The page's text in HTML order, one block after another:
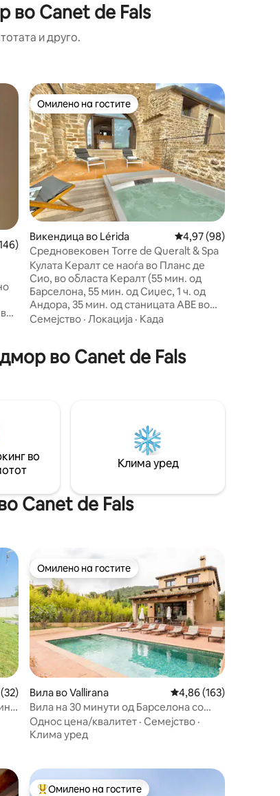
во Canet de Fals
и друго.
оцена: 4,94 од 5, 146 рецензии
Омилено на гостите
Омилено на гостите
Викендица во Lérida Просечна оцена:
4,97 (98)
Средновековен Torre de Queralt & Spa
Кулата Кералт се наоѓа во Планс де
Сио, во областа Кералт (55 мин. од
Барселона, 55 мин. од Сиџес, 1 ч. од
Андора, 35 мин. од станицата АВЕ во
Леида). Оваа целосно обновена кула
соби и 1 возрасно лице или 2 деца на
каучот на спуштање). Има врвно
скара, фудбалско игралиште, терен за
пиклбол и трамбулини.
Семејство · Локација · Када
во Canet de Fals
во
Клима уред
Canet de Fals
оцена: 4,94 од 5, 32 рецензии
Омилено на гостите
Омилено на гостите
Вила во Vallirana Просечна оцена: 4,86
4,86 (163)
Вила на 30 минути од Барселона со
базен и баракоа
Однос цена/квалитет · Семејство ·
Клима уред
Омилено на гостите